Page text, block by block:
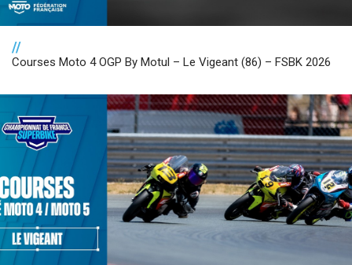
//
Courses Moto 4 OGP By Motul – Le Vigeant (86) – FSBK 2026